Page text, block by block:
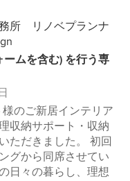
所 リノベプランナ
ムを含む) を行う専
のご新居インテリア
収納サポート・収納
ただきました。 初回
グから同席させてい
日々の暮らし、理想